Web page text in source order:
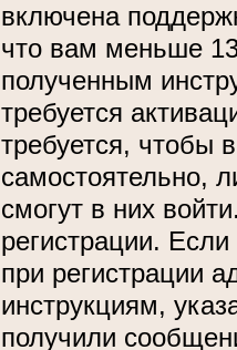
включена
что вам меньше
полученным
требуется
требуется, чтобы
самостоятельно,
смогут в них
регистрации.
при регистрации
инструкциям,
получили